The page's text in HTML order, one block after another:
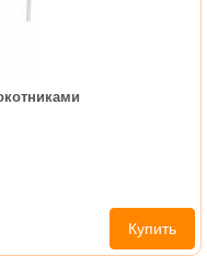
Купить